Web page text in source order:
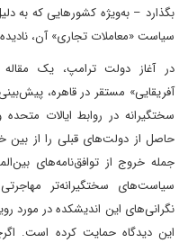
بگذارد – به‌ویژه کشورهایی که به
سیاست «معاملات تجاری» آن،
در آغاز دولت ترامپ، یک
آفریقایی» مستقر در قاهره،
سختگیرانه در روابط ایالات
حاصل از دولت‌های قبلی را از بین
جمله خروج از توافق‌نامه‌های
سیاست‌های سختگیرانه‌تر